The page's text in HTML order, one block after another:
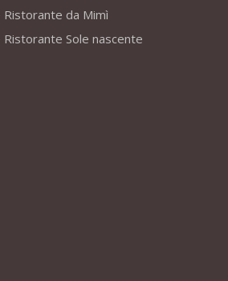
Ristorante da Mimì
Ristorante Sole nascente